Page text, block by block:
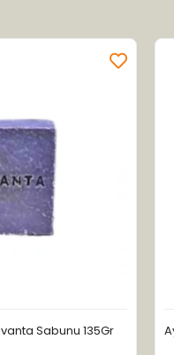
Sabunu 135Gr